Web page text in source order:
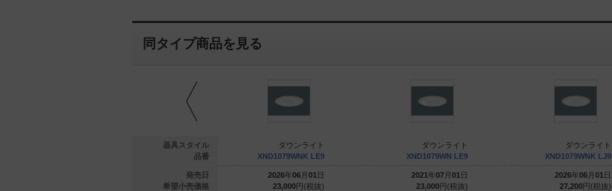
同タイプ商品を見る
器具スタイル
品番
発売日
希望小売価格
ダウンライト
円(税抜)
ダウンライト
XND1079WNK LE9
2026年06月 01 日
23,000円(税抜)
ダウンライト
XND1079WN LE9
2021年07月 01 日
23,000円(税抜)
ダウンライト
XND1079WNK LJ9
2026年06月 01 日
27,200円(税抜)